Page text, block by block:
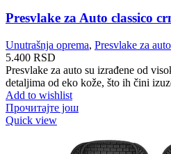
Presvlake za Auto classico
Unutrašnja oprema, Presvlake za auto
5.400 RSD
Presvlake za auto su izrađene od
detaljima od eko kože, što ih čini
Add to wishlist
Прочитајте још
Quick view